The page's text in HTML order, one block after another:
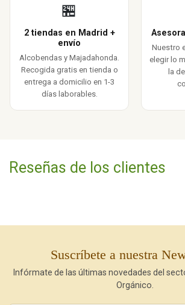
🏪
2 tiendas en Madrid +
envío
Alcobendas y Majadahonda.
Recogida gratis en tienda o
entrega a domicilio en 1-3
días laborables.
Nuestro
elegir lo
la
Reseñas de los clientes
Suscríbete a nuestra
Infórmate de las últimas novedades del
Orgánico.